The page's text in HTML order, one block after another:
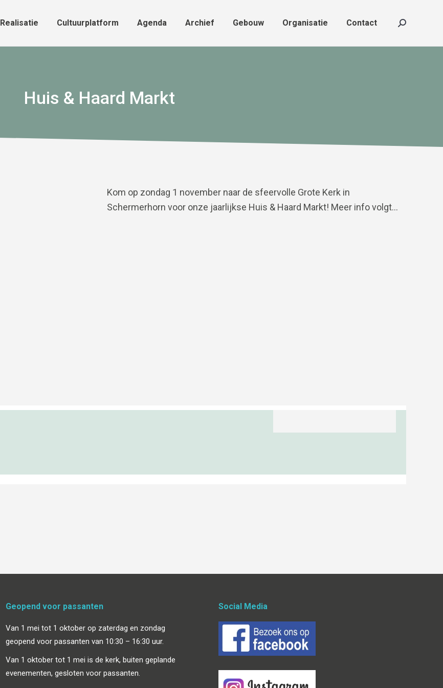
Realisatie Cultuurplatform Agenda Archief Gebouw Organisatie Contact Zoeken:
Huis & Haard Markt
Kom op zondag 1 november naar de sfeervolle Grote Kerk in
Schermerhorn voor onze jaarlijkse Huis & Haard Markt! Meer info volgt…
Geopend voor passanten
Van 1 mei tot 1 oktober op zaterdag en zondag
geopend voor passanten van 10:30 – 16:30 uur.
Van 1 oktober tot 1 mei is de kerk, buiten geplande
evenementen, gesloten voor passanten.
Social Media
Realisatie Cultuurplatform Agenda Archief Gebouw Organisatie Contact Zoeken: